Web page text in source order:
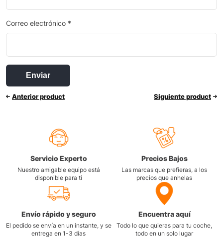
Correo electrónico *
Anterior product Siguiente product
Servicio Experto
Nuestro amigable equipo está
disponible para ti
Precios Bajos
Las marcas que prefieras, a los
precios que anhelas
Envío rápido y seguro
El pedido se envía en un instante, y se
entrega en 1-3 días
Encuentra aquí
Todo lo que quieras para tu coche,
todo en un solo lugar